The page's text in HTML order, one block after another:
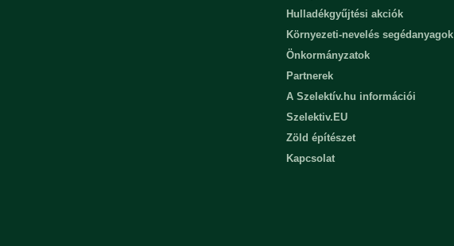
Hulladékgyűjtési akciók
Környezeti-nevelés segédanyagok
Önkormányzatok
Partnerek
A Szelektív.hu információi
Szelektiv.EU
Zöld építészet
Kapcsolat